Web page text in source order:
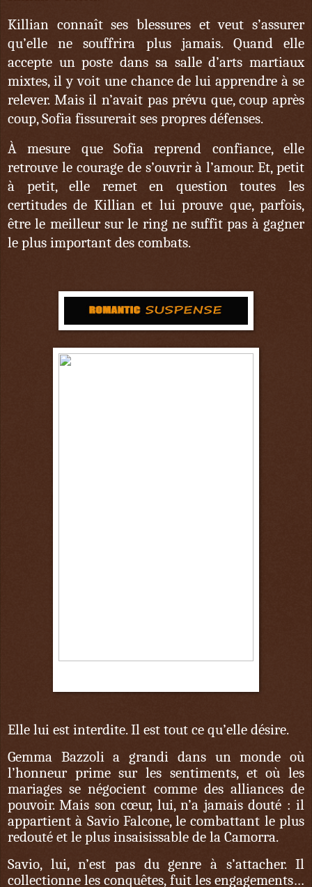
Killian connaît ses blessures et veut s’assurer
qu’elle ne souffrira plus jamais. Quand elle
accepte un poste dans sa salle d’arts martiaux
mixtes, il y voit une chance de lui apprendre à se
relever. Mais il n’avait pas prévu que, coup après
coup, Sofia fissurerait ses propres défenses.
À mesure que Sofia reprend confiance, elle
retrouve le courage de s’ouvrir à l’amour. Et, petit
à petit, elle remet en question toutes les
certitudes de Killian et lui prouve que, parfois,
être le meilleur sur le ring ne suffit pas à gagner
le plus important des combats.
Elle lui est interdite. Il est tout ce qu’elle désire.
Gemma Bazzoli a grandi dans un monde où
l’honneur prime sur les sentiments, et où les
mariages se négocient comme des alliances de
pouvoir. Mais son cœur, lui, n’a jamais douté : il
appartient à Savio Falcone, le combattant le plus
redouté et le plus insaisissable de la Camorra.
Savio, lui, n’est pas du genre à s’attacher. Il
collectionne les conquêtes, fuit les engagements…